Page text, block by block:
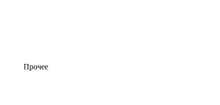
Прочее